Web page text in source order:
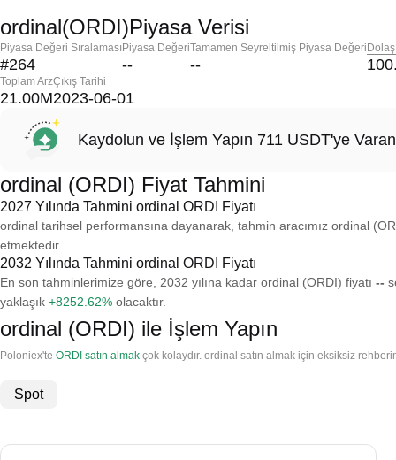
ordinal(ORDI)Piyasa Verisi
Piyasa Değeri Sıralaması
#264
Piyasa Değeri
--
Tamamen Seyreltilmiş Piyasa Değeri
--
Toplam Arz
21.00M
Çıkış Tarihi
2023-06-01
Kaydolun ve İşlem Yapın 711 USDT'ye
ordinal (ORDI) Fiyat Tahmini
2027 Yılında Tahmini ordinal ORDI Fiyatı
ordinal tarihsel performansına dayanarak, tahmin aracımız ordinal
etmektedir.
2032 Yılında Tahmini ordinal ORDI Fiyatı
En son tahminlerimize göre, 2032 yılına kadar ordinal (ORDI) fiyatı --
yaklaşık +8252.62% olacaktır.
ordinal (ORDI) ile İşlem Yapın
Poloniex'te ORDI satın almak çok kolaydır. ordinal satın almak için eksiksiz
Spot